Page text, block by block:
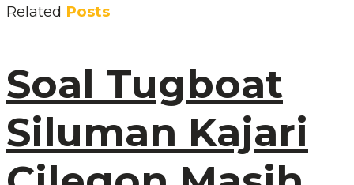
Related Posts
Soal Tugboat
Siluman Kajari